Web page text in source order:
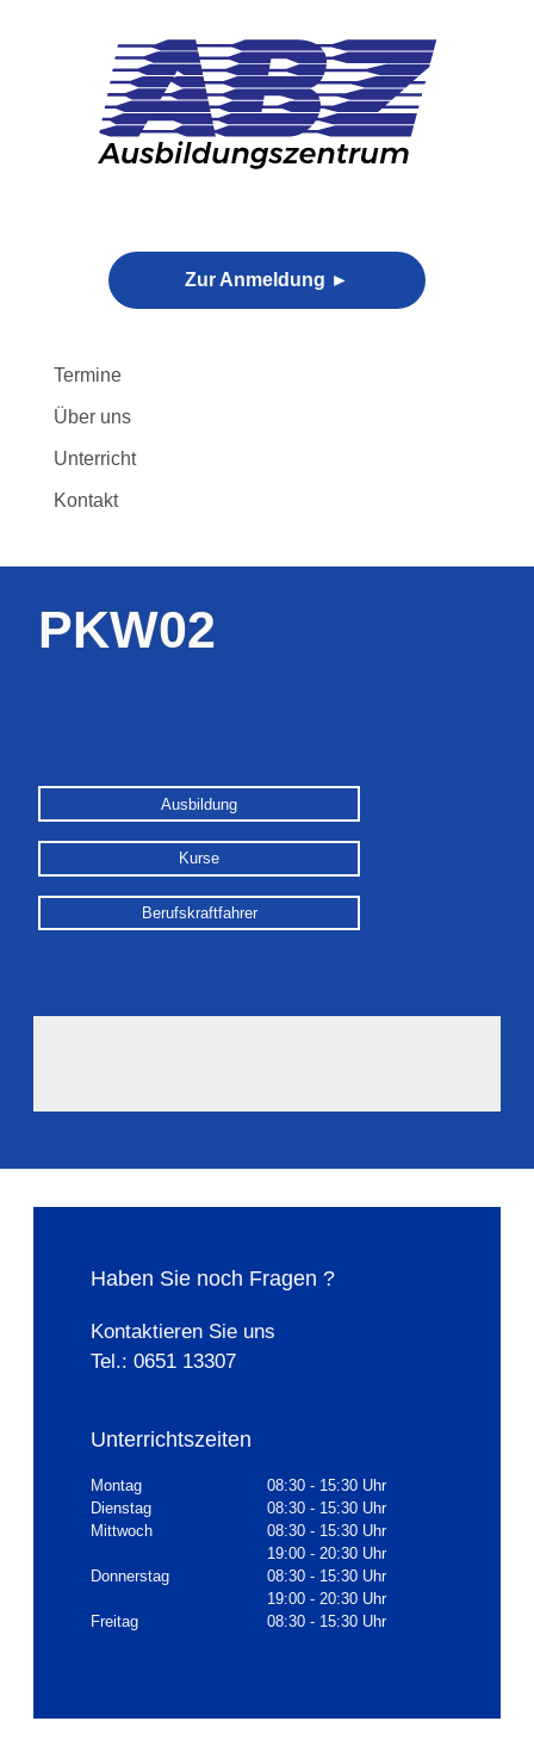
Zur Anmeldung ►
Termine
Über uns
Unterricht
Kontakt
PKW02
Ausbildung
Kurse
Berufskraftfahrer
Haben Sie noch Fragen ?
Kontaktieren Sie uns
Tel.: 0651 13307
Unterrichtszeiten
Montag
08:30 - 15:30 Uhr
Dienstag
08:30 - 15:30 Uhr
Mittwoch
08:30 - 15:30 Uhr
19:00 - 20:30 Uhr
Donnerstag
08:30 - 15:30 Uhr
19:00 - 20:30 Uhr
Freitag
08:30 - 15:30 Uhr